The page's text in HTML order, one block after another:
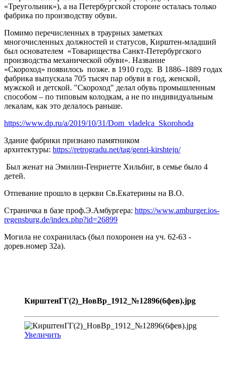
«Треугольник»), а на Петербургской стороне осталась только
фабрика по производству обуви.
Помимо перечисленных в траурных заметках
многочисленных должностей и статусов, Кирштен-младший
был основателем «Товарищества Санкт-Петербургского
производства механической обуви». Название
«Скороход» появилось позже. в 1910 году. В 1886–1889 годах
фабрика выпускала 705 тысяч пар обуви в год, женской,
мужской и детской. "Скороход" делал обувь промышленным
способом – по типовым колодкам, а не по индивидуальным
лекалам, как это делалось раньше.
https://www.dp.ru/a/2019/10/31/Dom_vladelca_Skorohoda
Здание фабрики признано памятником
архитектуры: https://retrogradu.net/tag/genri-kirshtejn/
Был женат на Эмилии-Генриетте Хильбиг, в семье было 4
детей.
Отпевание прошло в церкви Св.Екатерины на В.О.
Страничка в базе проф.Э.Амбургера: https://www.amburger.ios-
regensburg.de/index.php?id=26899
Могила не сохранилась (был похоронен на уч. 62-63 -
дорев.номер 32а).
КирштенГГ(2)_НовВр_1912_№12896(6фев).jpg
Увеличить